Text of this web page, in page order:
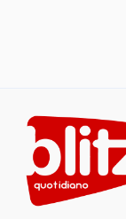
content